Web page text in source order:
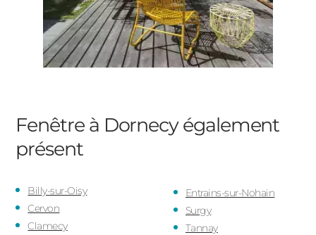
Fenêtre à Dornecyégalement
présent
Billy-sur-Oisy
Cervon
Clamecy
Entrains-sur-Nohain
Surgy
Tannay